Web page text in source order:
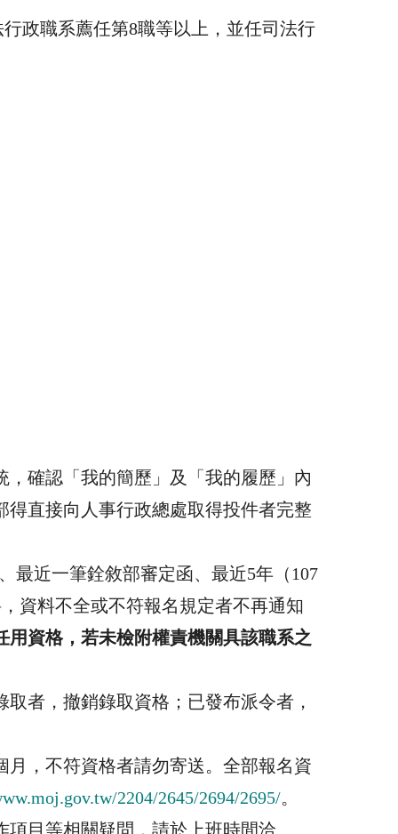
政職系薦任第8職等以上，並任司法行
確認「我的簡歷」及「我的履歷」內
直接向人事行政總處取得投件者完整
最近一筆銓敘部審定函、最近5年（107
資料不全或不符報名規定者不再通知
資格，若未檢附權責機關具該職系之
者，撤銷錄取資格；已發布派令者，
月，不符資格者請勿寄送。全部報名資
2204/2645/2694/2695/。
項目等相關疑問，請於上班時間洽